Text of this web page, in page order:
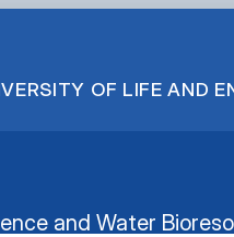
OF LIFE AND
and Water